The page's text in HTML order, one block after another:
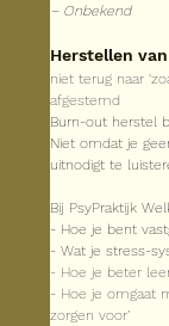
– Onbekend
Herstellen
niet terug naar
afgestemd
Burn-out herstel
Niet omdat je
uitnodigt te
Bij PsyPraktijk
- Hoe je bent
- Wat je stress-
- Hoe je beter
- Hoe je omgaat
zorgen voor’